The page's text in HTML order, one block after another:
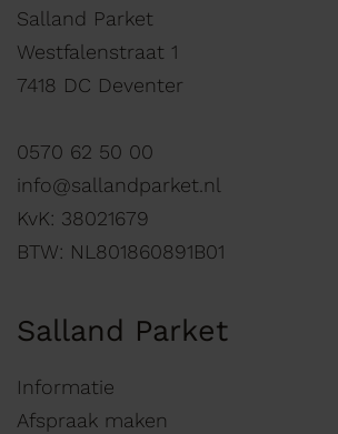
Salland Parket
Westfalenstraat 1
7418 DC Deventer
0570 62 50 00
info@sallandparket.nl
KvK: 38021679
BTW: NL801860891B01
Salland Parket
Informatie
Afspraak maken